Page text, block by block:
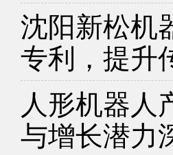
沈阳新松机
专利，提升
人形机器人
与增长潜力